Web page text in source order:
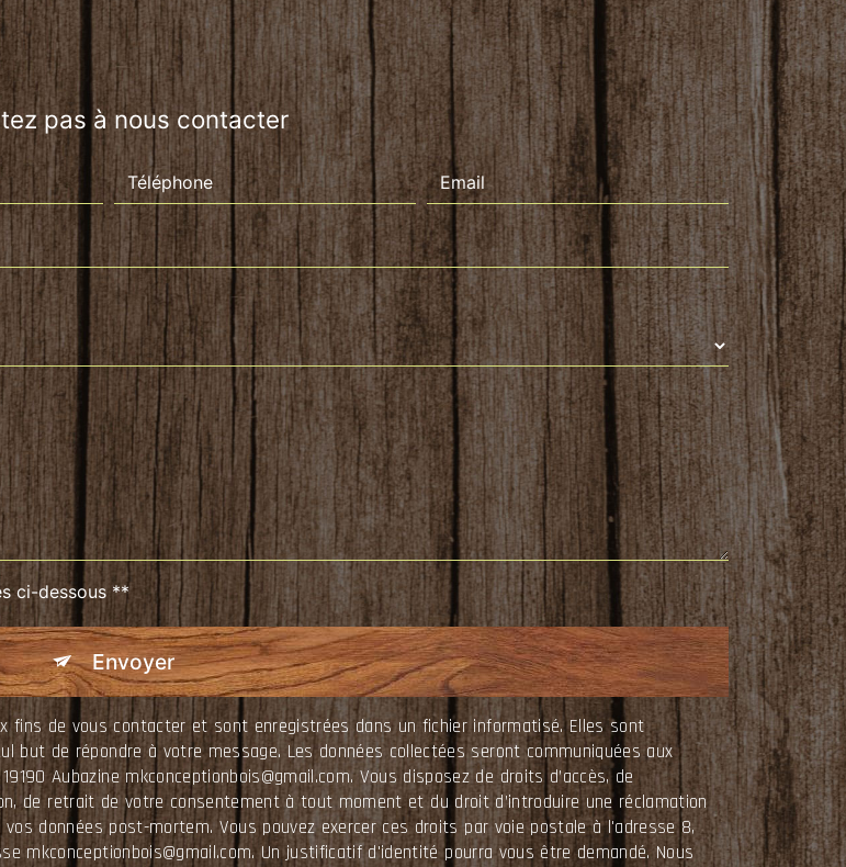
pas à nous contacter
ci-dessous **
Envoyer
fins de vous contacter et sont enregistrées dans un fichier informatisé. Elles sont
de répondre à votre message. Les données collectées seront communiquées aux
Aubazine mkconceptionbois@gmail.com. Vous disposez de droits d’accès, de
de retrait de votre consentement à tout moment et du droit d’introduire une réclamation
données post-mortem. Vous pouvez exercer ces droits par voie postale à l'adresse 8,
mkconceptionbois@gmail.com. Un justificatif d'identité pourra vous être demandé. Nous